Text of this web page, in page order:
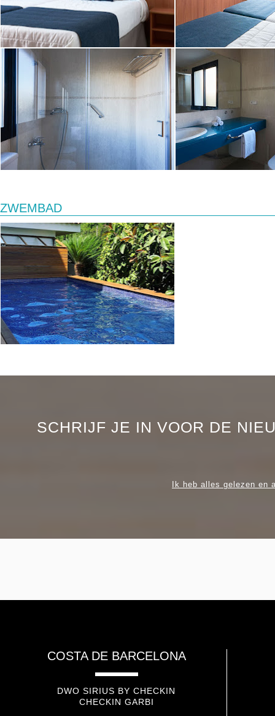
ZWEMBAD
SCHRIJF JE IN VOOR DE
Ik heb alles gelezen en
COSTA DE BARCELONA
DWO SIRIUS BY CHECKIN
CHECKIN GARBI